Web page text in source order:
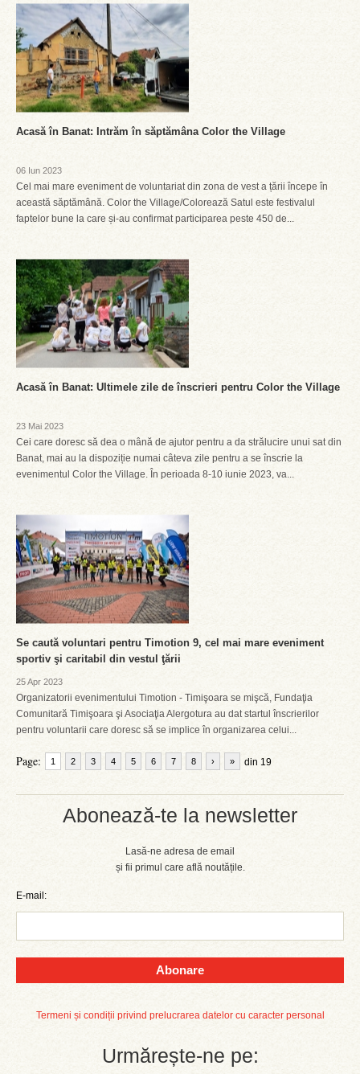
Abonează-te la newsletter
Lasă-ne adresa de email
și fii primul care află noutățile.
E-mail:
Abonare
Termeni și condiții privind prelucrarea datelor cu caracter personal
Urmărește-ne pe:
Acasă în Banat: Intrăm în săptămâna Color the Village
06 Iun 2023
Cel mai mare eveniment de voluntariat din zona de vest a țării începe în
această săptămână. Color the Village/Colorează Satul este festivalul
faptelor bune la care și-au confirmat participarea peste 450 de...
Acasă în Banat: Ultimele zile de înscrieri pentru Color the Village
23 Mai 2023
Cei care doresc să dea o mână de ajutor pentru a da strălucire unui sat din
Banat, mai au la dispoziție numai câteva zile pentru a se înscrie la
evenimentul Color the Village. În perioada 8-10 iunie 2023, va...
Se caută voluntari pentru Timotion 9, cel mai mare eveniment
sportiv şi caritabil din vestul ţării
25 Apr 2023
Organizatorii evenimentului Timotion - Timişoara se mişcă, Fundaţia
Comunitară Timişoara şi Asociaţia Alergotura au dat startul înscrierilor
pentru voluntarii care doresc să se implice în organizarea celui...
Page: 1 2 3 4 5 6 7 8 din 19
› »